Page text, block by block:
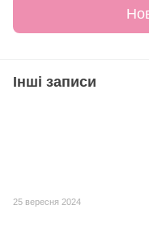
Інші записи
25 вересня 2024